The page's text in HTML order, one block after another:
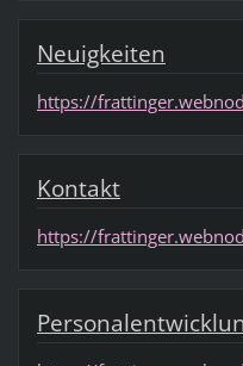
Neuigkeiten
https://
Kontakt
https://